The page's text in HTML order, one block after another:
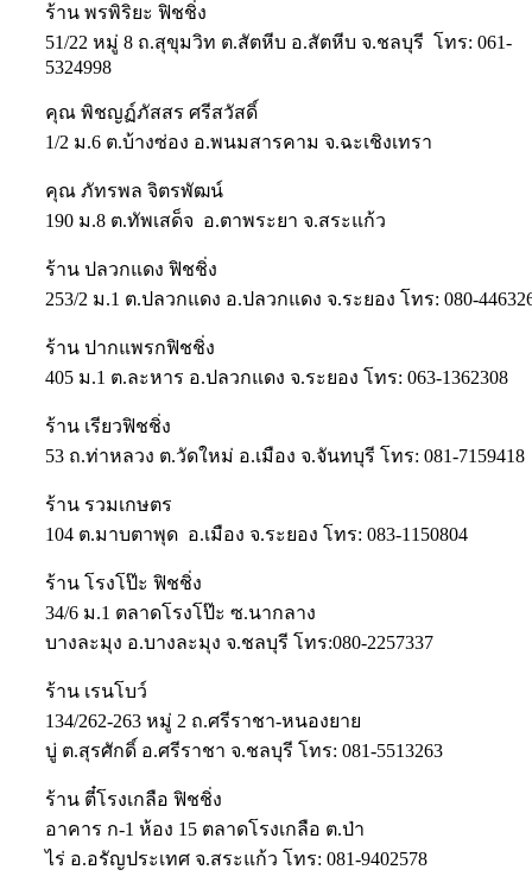
ร้าน พรพิริยะ ฟิชชิ่ง
51/22 หมู่ 8 ถ.สุขุมวิท ต.สัตหีบ อ.สัตหีบ จ.ชลบุรี โทร: 061-
5324998
คุณ พิชญฏ์ภัสสร ศรีสวัสดิ์
1/2 ม.6 ต.บ้างซ่อง อ.พนมสารคาม จ.ฉะเชิงเทรา
คุณ ภัทรพล จิตรพัฒน์
190 ม.8 ต.ทัพเสด็จ อ.ตาพระยา จ.สระแก้ว
ร้าน ปลวกแดง ฟิชชิ่ง
253/2 ม.1 ต.ปลวกแดง อ.ปลวกแดง จ.ระยอง โทร: 080-
ร้าน ปากแพรกฟิชชิ่ง
405 ม.1 ต.ละหาร อ.ปลวกแดง จ.ระยอง โทร: 063-1362308
ร้าน เรียวฟิชชิ่ง
53 ถ.ท่าหลวง ต.วัดใหม่ อ.เมือง จ.จันทบุรี โทร: 081-7159418
ร้าน รวมเกษตร
104 ต.มาบตาพุด อ.เมือง จ.ระยอง โทร: 083-1150804
ร้าน โรงโป๊ะ ฟิชชิ่ง
34/6 ม.1 ตลาดโรงโป๊ะ ซ.นากลาง
บางละมุง อ.บางละมุง จ.ชลบุรี โทร:080-2257337
ร้าน เรนโบว์
134/262-263 หมู่ 2 ถ.ศรีราชา-หนองยาย
บู่ ต.สุรศักดิ์ อ.ศรีราชา จ.ชลบุรี โทร: 081-5513263
ร้าน ตี๋โรงเกลือ ฟิชชิ่ง
อาคาร ก-1 ห้อง 15 ตลาดโรงเกลือ ต.ป่า
ไร่ อ.อรัญประเทศ จ.สระแก้ว โทร: 081-9402578